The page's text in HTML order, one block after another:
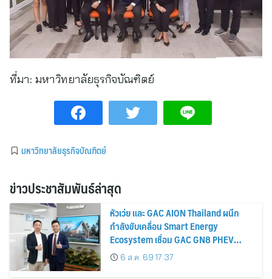
ที่มา: มหาวิทยาลัยธุรกิจบัณฑิตย์
มหาวิทยาลัยธุรกิจบัณฑิตย์
ข่าวประชาสัมพันธ์ล่าสุด
หัวเว่ย และ GAC AION Thailand ผนึก
กำลังขับเคลื่อน Smart Energy
Ecosystem เชื่อม GAC GN8 PHEV
รถยนต์ MPV ระดับพรีเมียม เข้ากับ
พลังงานแสงอาทิตย์ภายในบ้าน
6 ส.ค. 69 17:37